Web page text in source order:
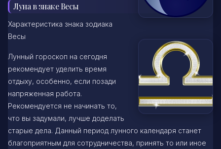
Луна в знаке Весы
Характеристика знака зодиака
Весы
Лунный гороскоп на сегодня
рекомендует уделить время
отдыху, особенно, если позади
напряженная работа.
Рекомендуется не начинать то,
что вы задумали, лучше доделать
старые дела. Данный период лунного календаря станет
благоприятным для сотрудничества, принять то или иное